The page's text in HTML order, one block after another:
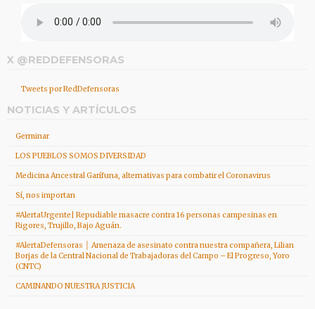
X @REDDEFENSORAS
Tweets por RedDefensoras
NOTICIAS Y ARTÍCULOS
Germinar
LOS PUEBLOS SOMOS DIVERSIDAD
Medicina Ancestral Garífuna, alternativas para combatir el Coronavirus
Sí, nos importan
#AlertaUrgente| Repudiable masacre contra 16 personas campesinas en
Rigores, Trujillo, Bajo Aguán.
#AlertaDefensoras │ Amenaza de asesinato contra nuestra compañera, Lilian
Borjas de la Central Nacional de Trabajadoras del Campo – El Progreso, Yoro
(CNTC)
CAMINANDO NUESTRA JUSTICIA